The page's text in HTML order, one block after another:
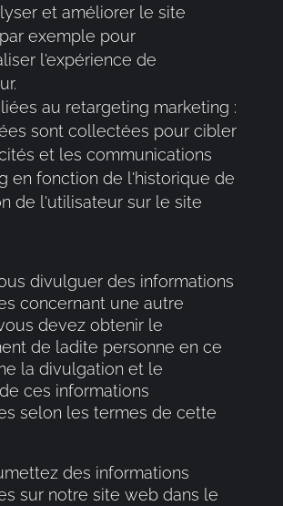
et améliorer le site
exemple pour
l'expérience de
au retargeting marketing :
sont collectées pour cibler
et les communications
en fonction de l'historique de
de l'utilisateur sur le site
divulguer des informations
concernant une autre
devez obtenir le
de ladite personne en ce
la divulgation et le
ces informations
selon les termes de cette
des informations
sur notre site web dans le